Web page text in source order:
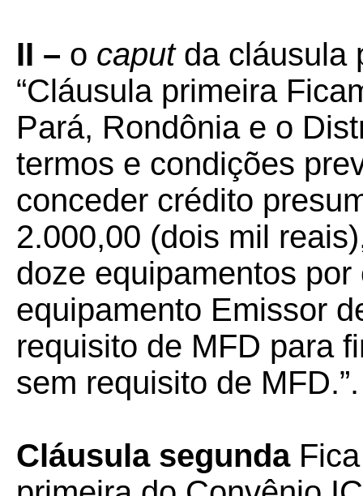
II – o caput da cláusula
“Cláusula primeira
Pará, Rondônia e o
termos e condições
conceder crédito
2.000,00 (dois mil
doze equipamentos
equipamento Emissor
requisito de MFD para
sem requisito de MFD.”.
Cláusula segunda